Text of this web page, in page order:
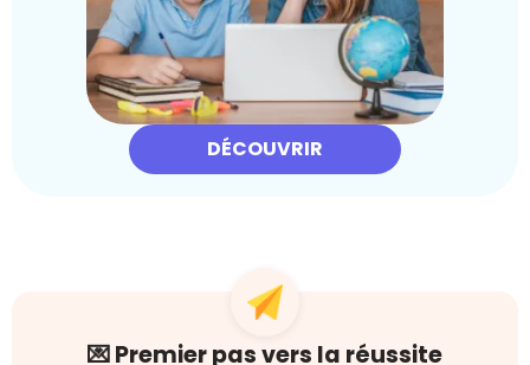
DÉCOUVRIR
💌 Premier pas vers la réussite